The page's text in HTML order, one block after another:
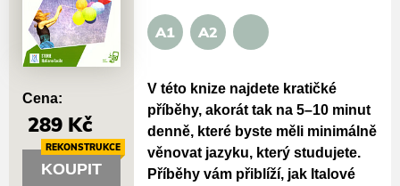
A1 A2
V této knize najdete kratičké
příběhy, akorát tak na 5–10 minut
denně, které byste měli minimálně
věnovat jazyku, který studujete.
Příběhy vám přiblíží, jak Italové
Cena:
289 Kč
KOUPIT
REKONSTRUKCE